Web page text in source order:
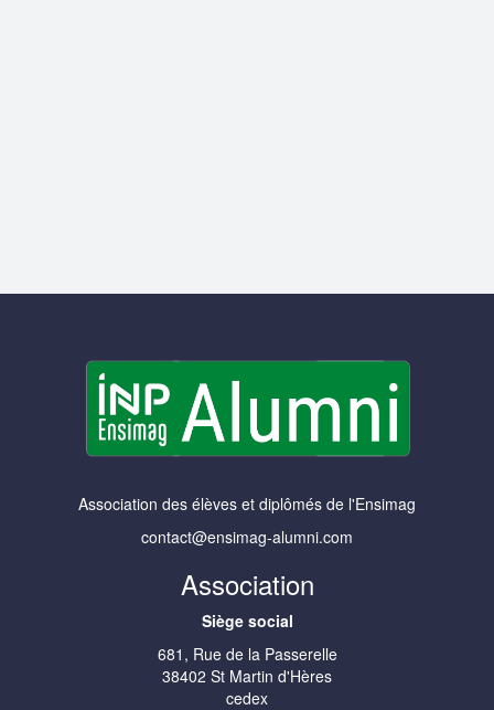
Association des élèves et diplômés de l'Ensimag
contact@ensimag-alumni.com
Association
Siège social
681, Rue de la Passerelle
38402 St Martin d'Hères
cedex